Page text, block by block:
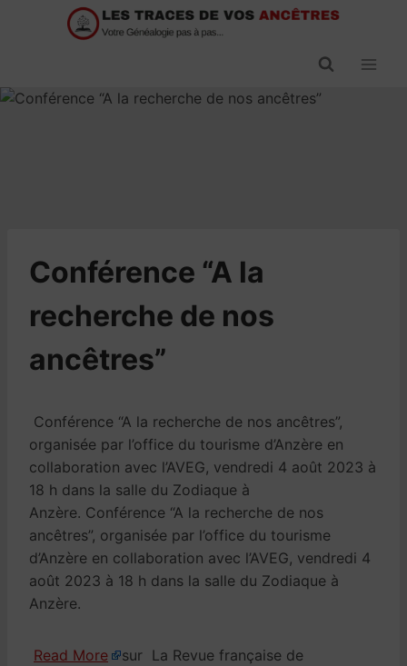
Conférence “A la
recherche de nos
ancêtres”
Conférence “A la recherche de nos ancêtres”,
organisée par l’office du tourisme d’Anzère en
collaboration avec l’AVEG, vendredi 4 août 2023 à
18 h dans la salle du Zodiaque à
Anzère. Conférence “A la recherche de nos
ancêtres”, organisée par l’office du tourisme
d’Anzère en collaboration avec l’AVEG, vendredi 4
août 2023 à 18 h dans la salle du Zodiaque à
Anzère.
Read More
sur La Revue française de